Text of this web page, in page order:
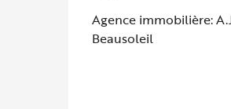
Agence immobilière:
Beausoleil